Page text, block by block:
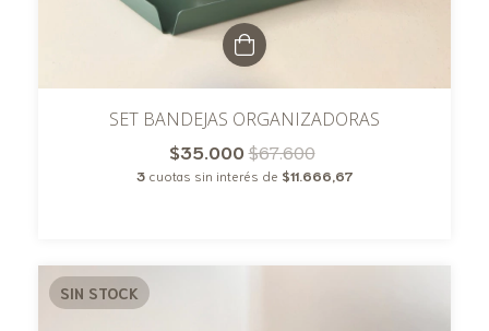
SET BANDEJAS ORGANIZADORAS
$35.000$67.600
3 cuotas sin interés de $11.666,67
SIN STOCK